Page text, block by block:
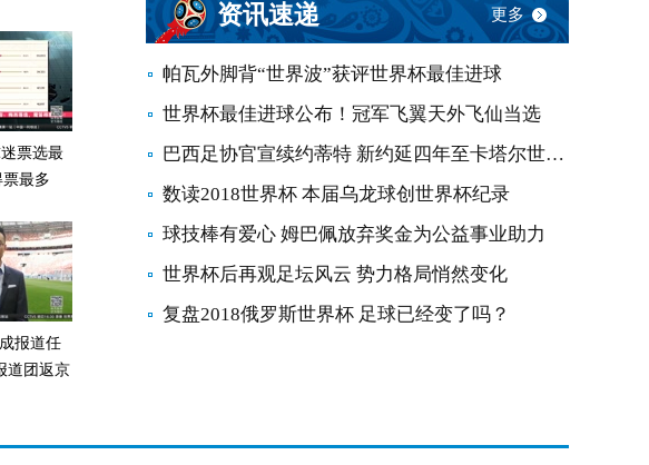
票选最
最多
报道任
道团返京
资讯速递 更多
帕瓦外脚背“世界波”获评世界杯最佳进球
世界杯最佳进球公布！冠军飞翼天外飞仙当选
巴西足协官宣续约蒂特 新约延四年至卡塔尔世界杯
数读2018世界杯 本届乌龙球创世界杯纪录
球技棒有爱心 姆巴佩放弃奖金为公益事业助力
世界杯后再观足坛风云 势力格局悄然变化
复盘2018俄罗斯世界杯 足球已经变了吗？